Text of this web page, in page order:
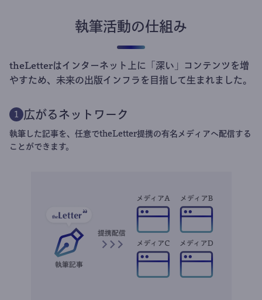
執筆活動の仕組み
theLetterはインターネット上に「深い」コンテンツを増
やすため、未来の出版インフラを目指して生まれました。
1 広がるネットワーク
執筆した記事を、任意でtheLetter提携の有名メディアへ配信する
ことができます。